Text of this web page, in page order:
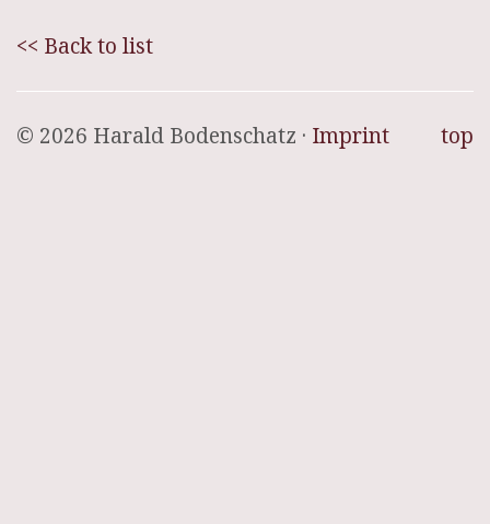
<< Back to list
top
© 2026 Harald Bodenschatz · Imprint